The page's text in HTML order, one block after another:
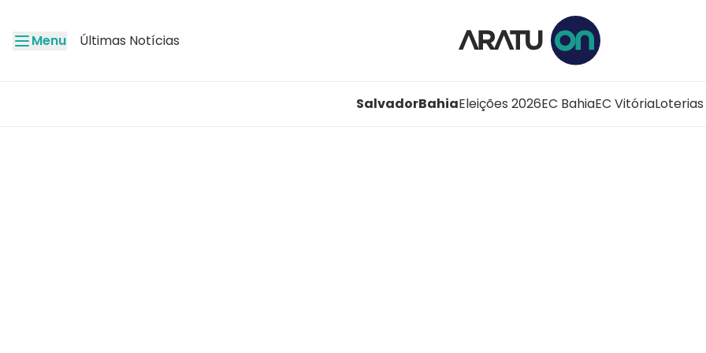
Menu Últimas Notícias
SalvadorBahiaEleições 2026EC BahiaEC VitóriaLoterias